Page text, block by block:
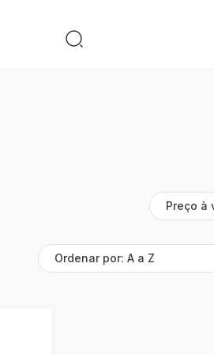
Preço à
Ordenar por: